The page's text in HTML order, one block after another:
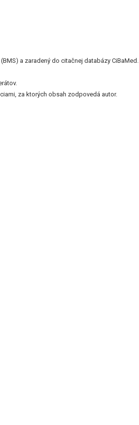
a zaradený do citačnej databázy CiBaMed.
za ktorých obsah zodpovedá autor.